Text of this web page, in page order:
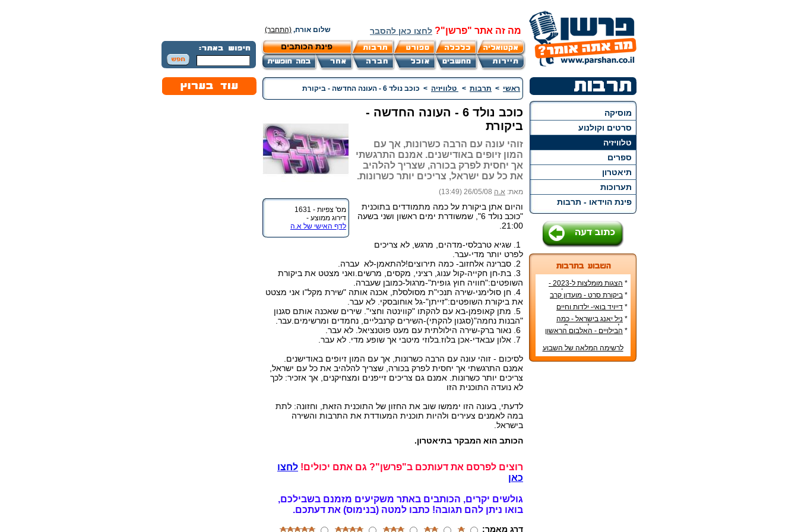
מה זה אתר "פרשן"? לחצו כאן להסבר שלום אורח, (התחבר)
פינת הכותבים
מוסיקה
סרטים וקולנוע
טלוויזיה
ספרים
תיאטרון
תערוכות
פינת הוידאו - תרבות
*
הצגות מומלצות ל-2023 -
הרשימה הטובה ביותר!
* ביקורת סרט - מועדון קרב
* דייויד בואי- ילדות וחיים
אישיים
* ניל יאנג בישראל - כמה
עולה כרטיס להופעה?
* הבילויים - האלבום הראשון
לרשימה המלאה של השבוע
ראשי > תרבות > טלוויזיה > כוכב נולד 6 - העונה החדשה - ביקורת
מס' צפיות - 1631
דירוג ממוצע -
לדף האישי של א.ה
כוכב נולד 6 - העונה החדשה -
ביקורת
זוהי עונה עם הרבה כשרונות, אך עם
המון זיופים באודישנים. אמנם התרגשתי
אך יחסית לפרק בכורה, שצריך להלהיב
את כל עם ישראל, צריכים יותר כשרונות.
מאת: א.ה 26/05/08 (13:49)
והיום אתן ביקורת על כמה מתמודדים בתוכנית
"כוכב נולד 6", שמשודרת ימים ראשון ושני בשעה
21:00.
1. שגיא טרבלסי-מדהים, מרגש, לא צריכים
לפרט יותר מדי-עבר.
3. בת-חן חקייה-קול ענוג, רציני, מקסים, מרשים.ואני מצטט את ביקורת
השופטים:"חוויה חוץ גופית"-מרגול-כמובן שעברה.
4. חן סולימני-שירה תנכי"ת מסולסלת, אכנה אותה "שירת מקל"ו אני מצטט
את ביקורת השופטים:"זייתן"-גל אוחובסקי. לא עבר.
5. מתן קאופמן-בא עם להקתו "קווינטה וחצי". שירים שאכנה אותם סגנון
"הבנות נחמה"(סגנון להקתי)-השירים קרנבליים, נחמדים ומרשימים.עבר.
לסיכום - זוהי עונה עם הרבה כשרונות, אך עם המון זיופים באודישנים.
אמנם התרגשתי אך יחסית לפרק בכורה, שצריך להלהיב את כל עם ישראל,
צריכים יותר כשרונות. אמנם גם צריכים זייפנים ומצחיקנים, אך אזכיר: לכך
לא נועדה התוכנית הזו
לדעתי, בעונה הזו יממשו שוב את החזון של התוכנית הזאת, וחזונה: לתת
במה לאמנים צעירים ולהיות תוכנית המעודדת את התרבות והשירה
בישראל.
הכותב הוא המבקר בתיאטרון.
רוצים לפרסם את דעותכם ב"פרשן"? גם אתם יכולים! לחצו
כאן
גולשים יקרים, הכותבים באתר משקיעים מזמנם בשבילכם,
בואו ניתן להם תגובה! כתבו למטה (בנימוס) את דעתכם.
דרג מאמר: